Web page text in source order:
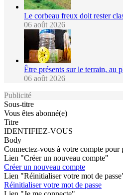
Le corbeau freux doit rester
06 août 2026
Être présents sur le terrain, au
06 août 2026
Publicité
Sous-titre
Vous êtes abonné(e)
Titre
IDENTIFIEZ-VOUS
Body
Connectez-vous à votre compte
Lien "Créer un nouveau compte"
Créer un nouveau compte
Lien "Réinitialiser votre mot de
Réinitialiser votre mot de passe